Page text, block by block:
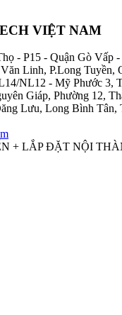
VIỆT NAM
- P15 - Quận Gò Vấp
Linh, P.Long Tuyền,
NL12 - Mỹ Phước 3,
Giáp, Phường 12,
Lưu, Long Bình
+ LẮP ĐẶT NỘI